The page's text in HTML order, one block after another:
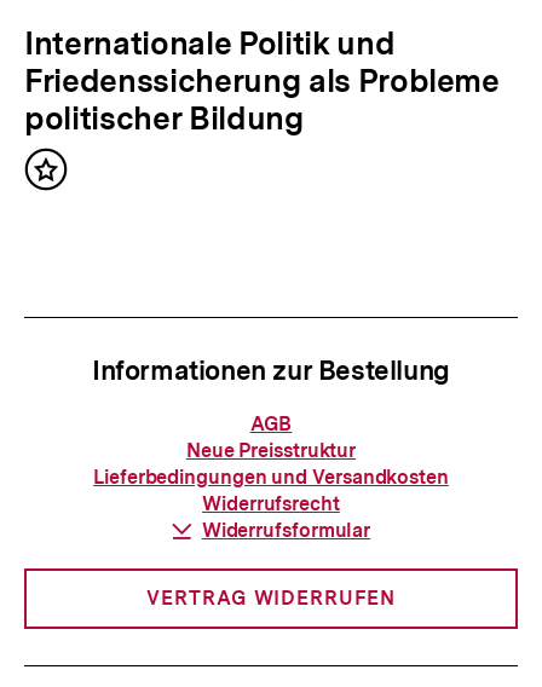
g
e
r
I
n
N
ä
c
h
s
:
Internationale Politik und
Friedenssicherung als Probleme
politischer Bildung
Inhalt
Informationen zur Bestellung
Informationen
zur
Bestellung
AGB
Neue Preisstruktur
Lieferbedingungen und Versandkosten
Widerrufsrecht
Download-
Widerrufsformular
VERTRAG WIDERRUFEN